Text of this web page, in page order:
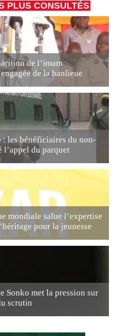
PLUS CONSULTÉS
de l’imam
de la banlieue
les bénéficiaires du non-
du parquet
mondiale salue l’expertise
pour la jeunesse
Sonko met la pression sur
scrutin